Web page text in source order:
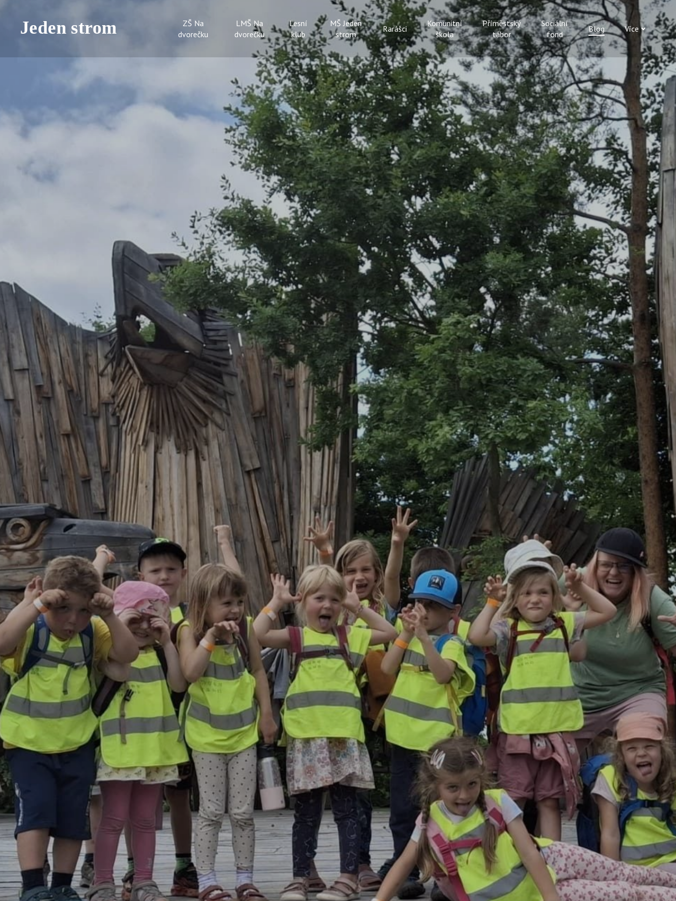
ZŠ Na
dvorečku
LMŠ Na
dvorečku
Lesní
klub
MŠ Jeden
strom
Rarášci
Komunitní
škola
Příměstský
tábor
Sociální
fond
Blog Více